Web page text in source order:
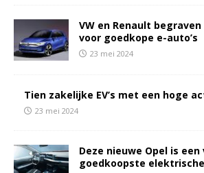
VW en Renault
voor goedkope e-auto’s
23 mei 2024
Tien zakelijke EV’s met een hoge
23 mei 2024
Deze nieuwe Opel is een
goedkoopste elektrische